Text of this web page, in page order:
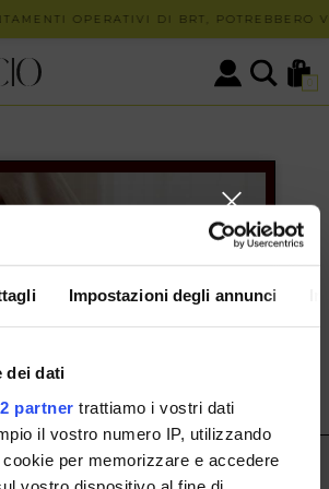
Impostazioni degli annunci
dei dati
partner trattiamo i vostri dati
il vostro numero IP, utilizzando
per memorizzare e accedere
OPERATIVI DI BRT, POTREBBERO
0
ARTICOLO SOLO PRESSO I
IL LACCIO